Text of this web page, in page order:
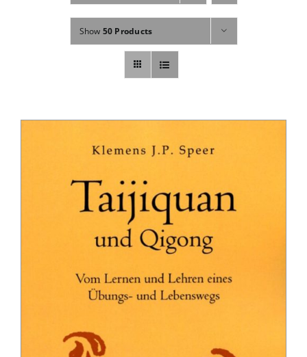
Fachbücher
Poster, Karten, Medien
Show 50 Products